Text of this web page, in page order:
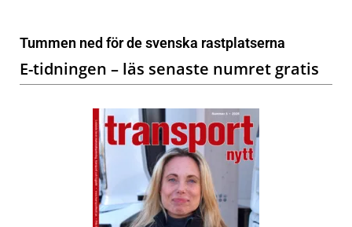
Tummen ned för de svenska rastplatserna
E-tidningen – läs senaste numret gratis